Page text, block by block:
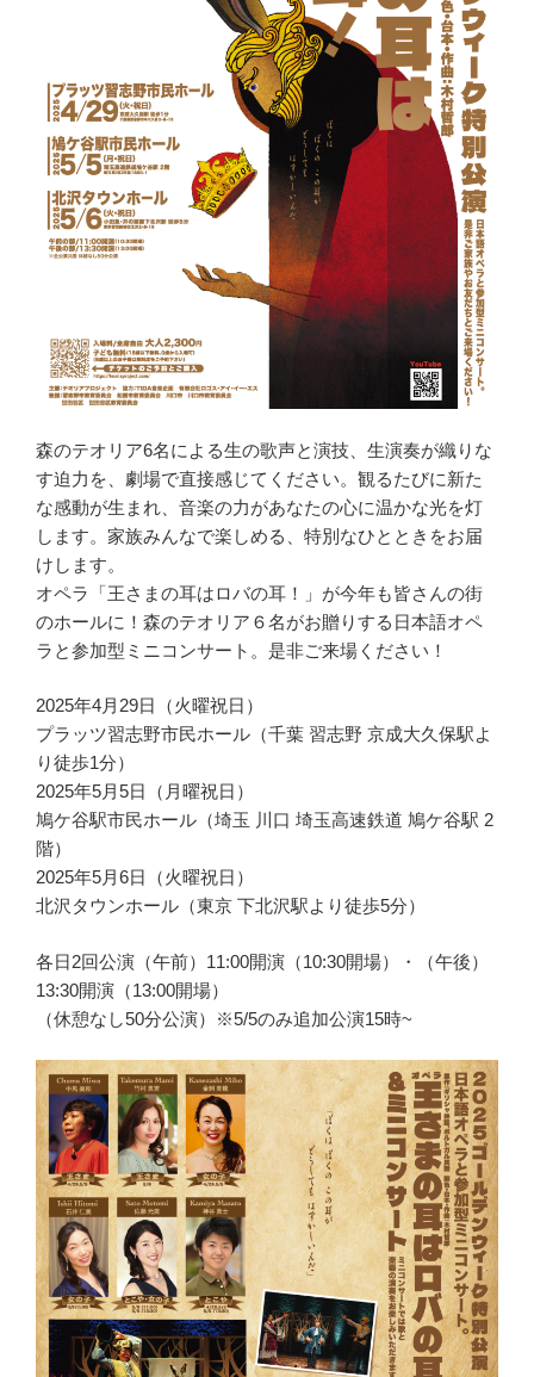
森のテオリア6名による生の歌声と演技、生演奏が織りな
す迫力を、劇場で直接感じてください。観るたびに新た
な感動が生まれ、音楽の力があなたの心に温かな光を灯
します。家族みんなで楽しめる、特別なひとときをお届
けします。
オペラ「王さまの耳はロバの耳！」が今年も皆さんの街
のホールに！森のテオリア６名がお贈りする日本語オペ
ラと参加型ミニコンサート。是非ご来場ください！
2025年4月29日（火曜祝日）
プラッツ習志野市民ホール（千葉 習志野 京成大久保駅よ
り徒歩1分）
2025年5月5日（月曜祝日）
鳩ケ谷駅市民ホール（埼玉 川口 埼玉高速鉄道 鳩ケ谷駅 2
階）
2025年5月6日（火曜祝日）
北沢タウンホール（東京 下北沢駅より徒歩5分）
各日2回公演（午前）11:00開演（10:30開場）・（午後）
13:30開演（13:00開場）
（休憩なし50分公演）※5/5のみ追加公演15時~